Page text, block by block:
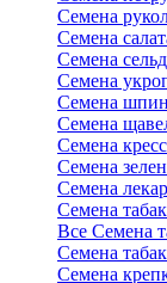
Семена
Семена
Семена
Семена
Семена
Семена
Семена кресс
Семена
Семена
Семена
Все Семена
Семена
Семена